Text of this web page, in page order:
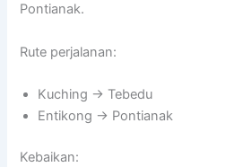
Pontianak.
Rute perjalanan:
Kuching → Tebedu
Entikong → Pontianak
Kebaikan: